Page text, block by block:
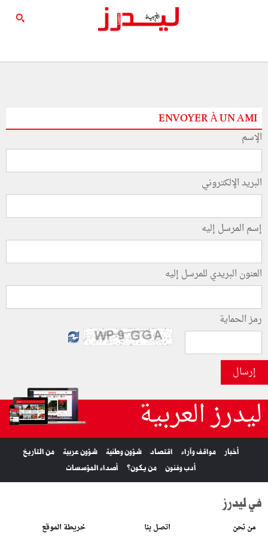
ENVOYER À UN AMI
الإسم
البريد الإلكتروني
إسم المرسل إليه
العنون البريدي للمرسل إليه
رمز الحماية
إرسال
ليدرز العربية
أخبار مواقف وآراء اقتصاد شؤون وطنية شؤون عربية
من التاريخ
أدب وفنون
من يكون؟ أصداء المؤسسات
في ليدرز
من نحن اتصل بنا خريطة الموقع